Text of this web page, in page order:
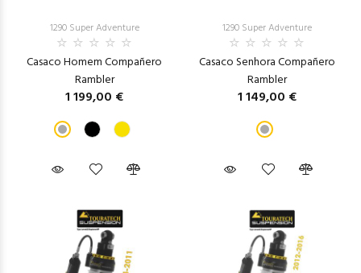
1290 Super Adventure
Casaco Homem Compañero
Rambler
1 199,00 €
1290 Super Adventure
Casaco Senhora Compañero
Rambler
1 149,00 €